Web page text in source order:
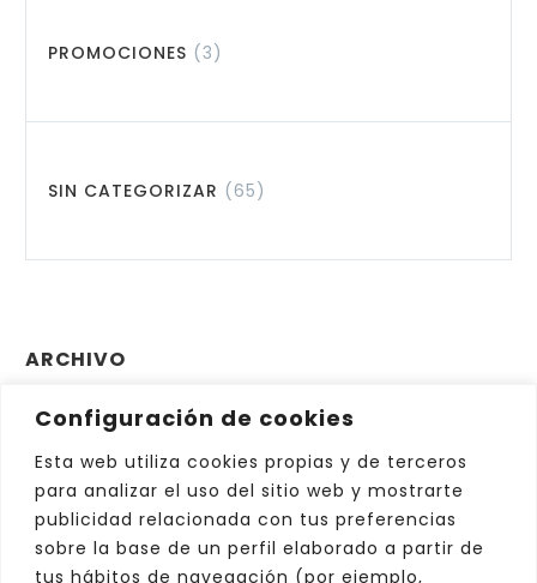
Configuración de cookies
Esta web utiliza cookies propias y de terceros
para analizar el uso del sitio web y mostrarte
publicidad relacionada con tus preferencias
sobre la base de un perfil elaborado a partir de
tus hábitos de navegación (por ejemplo,
PROMOCIONES (3)
SIN CATEGORIZAR (65)
ARCHIVO
Archivo
Elegir el mes